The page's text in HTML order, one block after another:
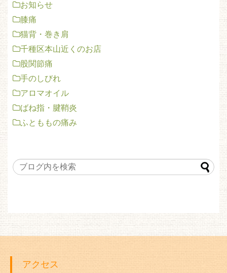
お知らせ
膝痛
猫背・巻き肩
千種区本山近くのお店
股関節痛
手のしびれ
アロマオイル
ばね指・腱鞘炎
ふとももの痛み
アクセス